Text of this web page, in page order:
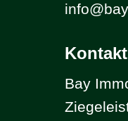
Kontakt
Bay